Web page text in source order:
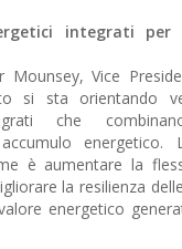
integrati
Mounsey, Vice
si sta orientando
che
energetico.
è aumentare la
la resilienza
energetico